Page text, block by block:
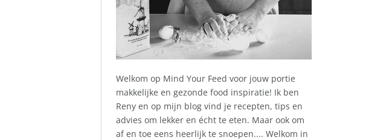
Welkom op Mind Your Feed voor jouw portie
makkelijke en gezonde food inspiratie! Ik ben
Reny en op mijn blog vind je recepten, tips en
advies om lekker en écht te eten. Maar ook om
af en toe eens heerlijk te snoepen.... Welkom in